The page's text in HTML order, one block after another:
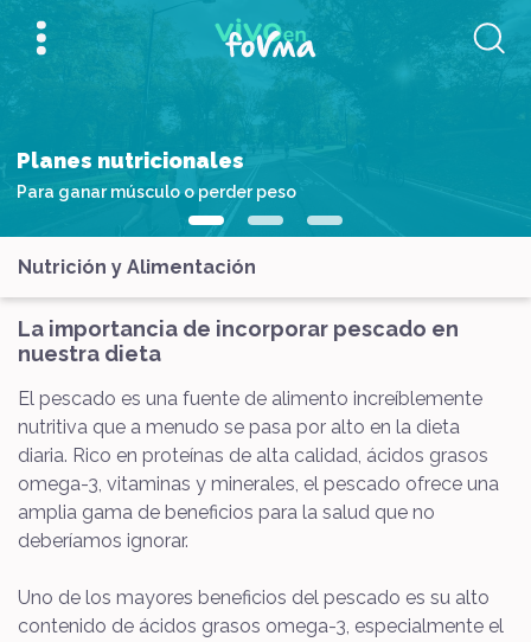
Planes nutricionales
Para ganar músculo o perder peso
Nutrición y Alimentación
La importancia de incorporar pescado en
nuestra dieta
El pescado es una fuente de alimento increíblemente
nutritiva que a menudo se pasa por alto en la dieta
diaria. Rico en proteínas de alta calidad, ácidos grasos
omega-3, vitaminas y minerales, el pescado ofrece una
amplia gama de beneficios para la salud que no
deberíamos ignorar.
Uno de los mayores beneficios del pescado es su alto
contenido de ácidos grasos omega-3, especialmente el